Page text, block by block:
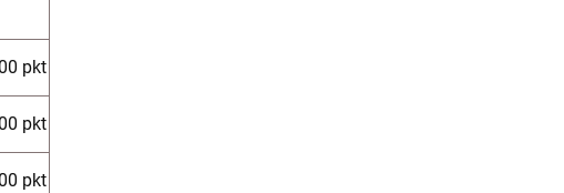
pkt
pkt
pkt